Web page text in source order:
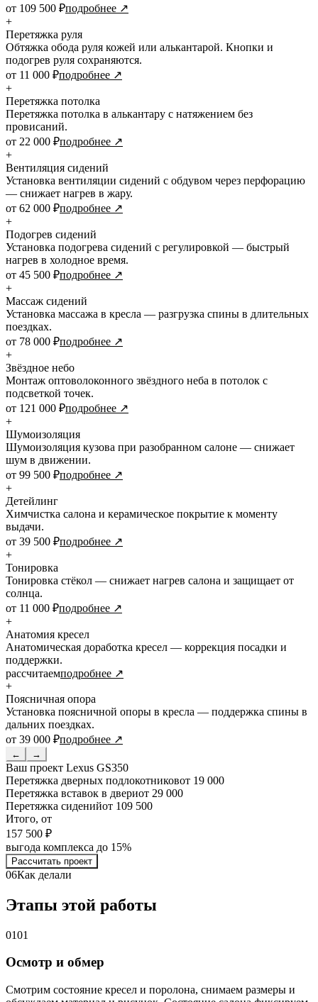
от 109 500 ₽подробнее ↗
+
Перетяжка руля
Обтяжка обода руля кожей или алькантарой. Кнопки и
подогрев руля сохраняются.
от 11 000 ₽подробнее ↗
+
Перетяжка потолка
Перетяжка потолка в алькантару с натяжением без
провисаний.
от 22 000 ₽подробнее ↗
+
Вентиляция сидений
Установка вентиляции сидений с обдувом через перфорацию
— снижает нагрев в жару.
от 62 000 ₽подробнее ↗
+
Подогрев сидений
Установка подогрева сидений с регулировкой — быстрый
нагрев в холодное время.
от 45 500 ₽подробнее ↗
+
Массаж сидений
Установка массажа в кресла — разгрузка спины в длительных
поездках.
от 78 000 ₽подробнее ↗
+
Звёздное небо
Монтаж оптоволоконного звёздного неба в потолок с
подсветкой точек.
от 121 000 ₽подробнее ↗
+
Шумоизоляция
Шумоизоляция кузова при разобранном салоне — снижает
шум в движении.
от 99 500 ₽подробнее ↗
+
Детейлинг
Химчистка салона и керамическое покрытие к моменту
выдачи.
от 39 500 ₽подробнее ↗
+
Тонировка
Тонировка стёкол — снижает нагрев салона и защищает от
солнца.
от 11 000 ₽подробнее ↗
+
Анатомия кресел
Анатомическая доработка кресел — коррекция посадки и
поддержки.
рассчитаемподробнее ↗
+
Поясничная опора
Установка поясничной опоры в кресла — поддержка спины в
дальних поездках.
от 39 000 ₽подробнее ↗
← →
Ваш проект Lexus GS350
Перетяжка дверных подлокотниковот 19 000
Перетяжка вставок в двериот 29 000
Перетяжка сиденийот 109 500
Итого, от
157 500 ₽
выгода комплекса до 15%
Рассчитать проект
06Как делали
Этапы этой работы
0101
Осмотр и обмер
Смотрим состояние кресел и поролона, снимаем размеры и